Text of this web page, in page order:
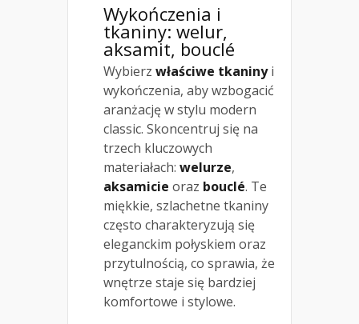
Wykończenia i
tkaniny: welur,
aksamit, bouclé
Wybierz właściwe tkaninyi
wykończenia, aby wzbogacić
aranżację w stylu modern
classic. Skoncentruj się na
trzech kluczowych
materiałach: welurze,
aksamicie oraz bouclé. Te
miękkie, szlachetne tkaniny
często charakteryzują się
eleganckim połyskiem oraz
przytulnością, co sprawia, że
wnętrze staje się bardziej
komfortowe i stylowe.